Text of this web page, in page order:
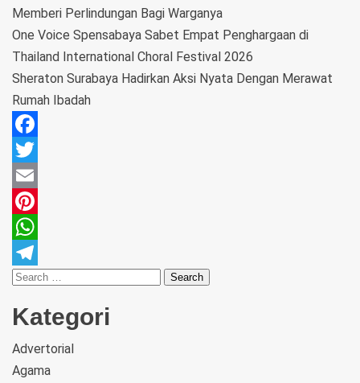
Memberi Perlindungan Bagi Warganya
One Voice Spensabaya Sabet Empat Penghargaan di
Thailand International Choral Festival 2026
Sheraton Surabaya Hadirkan Aksi Nyata Dengan Merawat
Rumah Ibadah
Facebook
Twitter
Email
Pinterest
WhatsApp
Telegram
Kategori
Advertorial
Agama